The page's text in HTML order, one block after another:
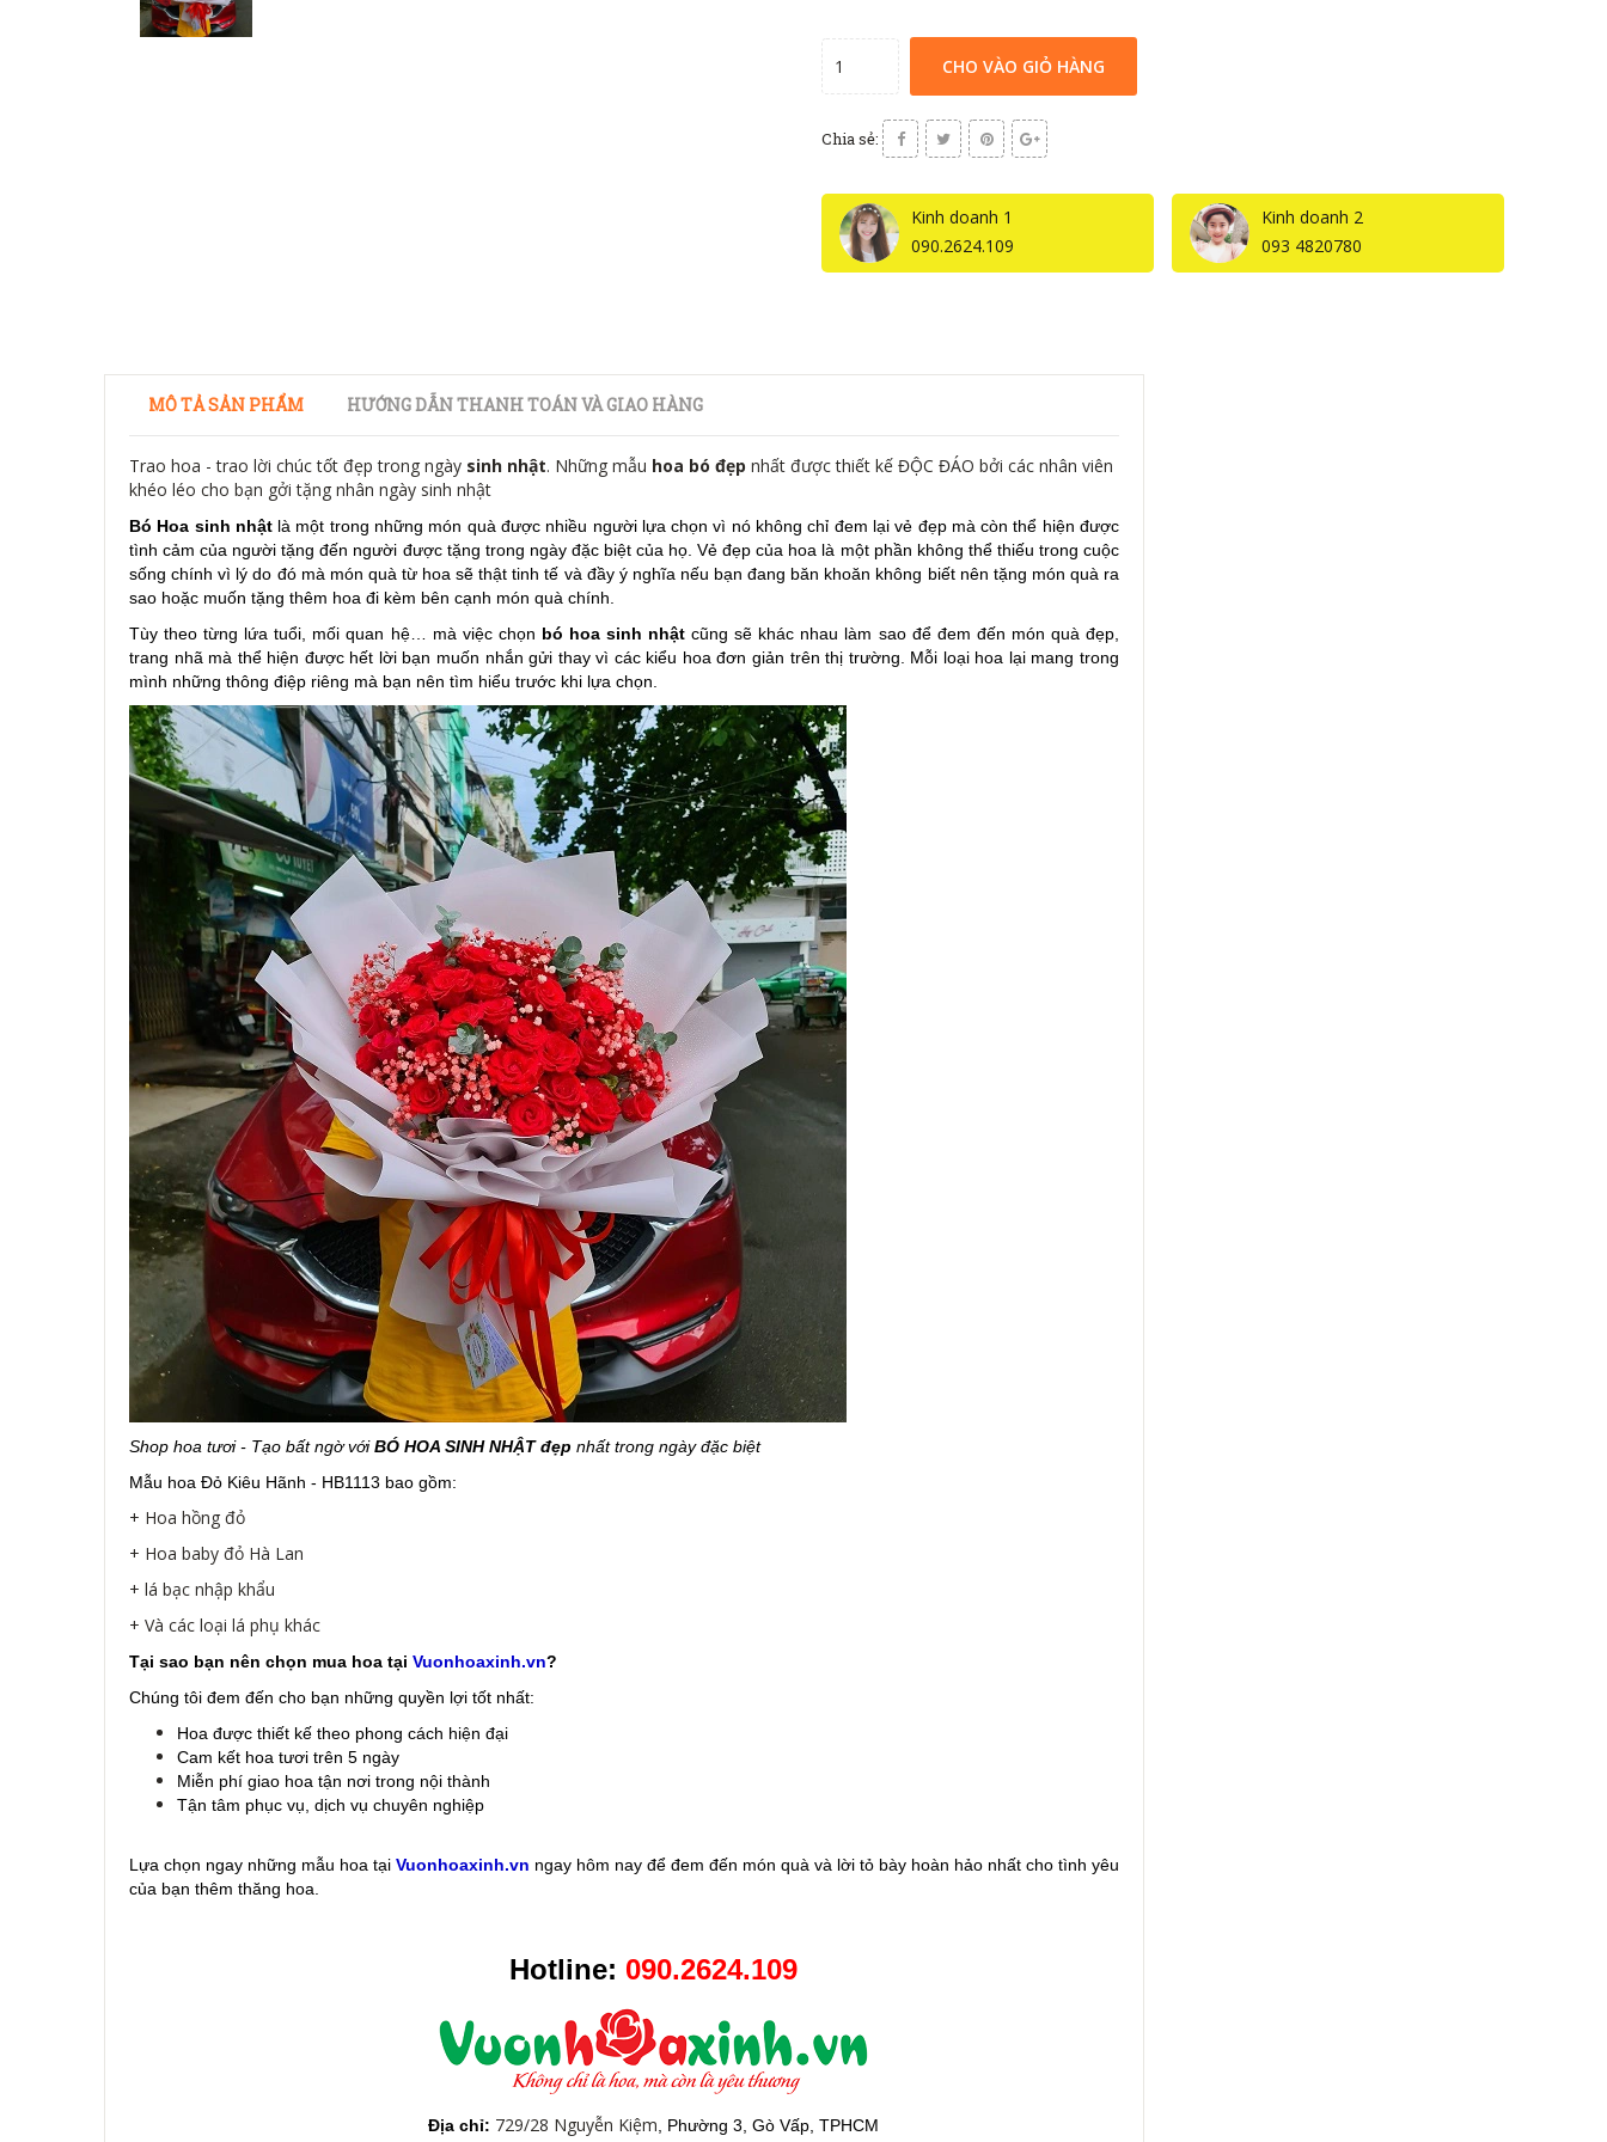
CHO VÀO GIỎ HÀNG
Chia sẻ:
Kinh doanh 1
090.2624.109
Kinh doanh 2
093 4820780
MÔ TẢ SẢN PHẨM HƯỚNG DẪN THANH TOÁN VÀ GIAO HÀNG
Trao hoa - trao lời chúc tốt đẹp trong ngày sinh nhật. Những mẫu hoa bó đẹp nhất được thiết kế ĐỘC ĐÁO bởi các nhân viên
khéo léo cho bạn gởi tặng nhân ngày sinh nhật
Bó Hoa sinh nhậtlà một trong những món quà được nhiều người lựa chọn vì nó không chỉ đem lại vẻ đẹp mà còn thể hiện được
tình cảm của người tặng đến người được tặng trong ngày đặc biệt của họ. Vẻ đẹp của hoa là một phần không thể thiếu trong cuộc
sống chính vì lý do đó mà món quà từ hoa sẽ thật tinh tế và đầy ý nghĩa nếu bạn đang băn khoăn không biết nên tặng món quà ra
sao hoặc muốn tặng thêm hoa đi kèm bên cạnh món quà chính.
Tùy theo từng lứa tuổi, mối quan hệ… mà việc chọn bó hoa sinh nhật cũng sẽ khác nhau làm sao để đem đến món quà đẹp,
trang nhã mà thể hiện được hết lời bạn muốn nhắn gửi thay vì các kiểu hoa đơn giản trên thị trường. Mỗi loại hoa lại mang trong
mình những thông điệp riêng mà bạn nên tìm hiểu trước khi lựa chọn.
Shop hoa tươi - Tạo bất ngờ vớiBÓ HOA SINH NHẬT đẹp nhất trong ngày đặc biệt
Mẫu hoa Đỏ Kiêu Hãnh - HB1113 bao gồm:
+ Hoa hồng đỏ
+ Hoa baby đỏ Hà Lan
+ lá bạc nhập khẩu
+ Và các loại lá phụ khác
Tại sao bạn nên chọn mua hoa tại Vuonhoaxinh.vn?
Chúng tôi đem đến cho bạn những quyền lợi tốt nhất:
Hoa được thiết kế theo phong cách hiện đại
Cam kết hoa tươi trên 5 ngày
Miễn phí giao hoa tận nơi trong nội thành
Tận tâm phục vụ, dịch vụ chuyên nghiệp
Lựa chọn ngay những mẫu hoa tại Vuonhoaxinh.vn ngay hôm nay để đem đến món quà và lời tỏ bày hoàn hảo nhất cho tình yêu
của bạn thêm thăng hoa.
Hotline: 090.2624.109
Địa chỉ: 729/28 Nguyễn Kiệm , Phường 3, Gò Vấp, TPHCM